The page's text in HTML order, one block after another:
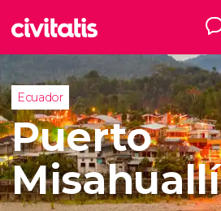
Ecuador
Puerto
Misahuallí